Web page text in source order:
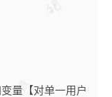
量【对单一用户